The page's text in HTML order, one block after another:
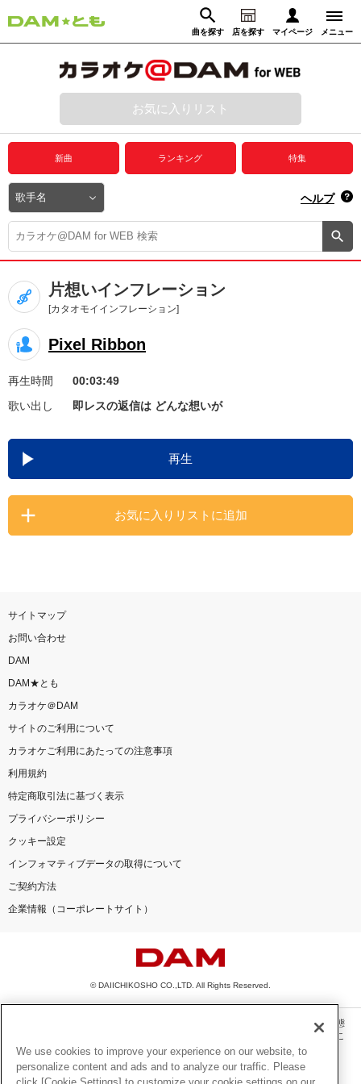
曲を探す 店を探す マイページ メニュー
動画からさがす 録音からさがす
ログイン
プレミアムサービス
DAM★とも動画
DAM★とも録音
カラオケ＠DAM
ユーザー検索
キャンペーン
お知らせ よくあるご質問
DAMの新曲・ランキングなど
カラオケ最新情報をチェック！
お気に入りリスト
新曲 ランキング 特集
ヘルプ
片想いインフレーション
[カタオモイインフレーション]
Pixel Ribbon
再生時間
00:03:49
歌い出し
即レスの返信は どんな想いが
再生
お気に入りリストに追加
サイトマップ
お問い合わせ
DAM
DAM★とも
カラオケ＠DAM
サイトのご利用について
カラオケご利用にあたっての注意事項
利用規約
特定商取引法に基づく表示
プライバシーポリシー
クッキー設定
インフォマティブデータの取得について
ご契約方法
企業情報（コーポレートサイト）
© DAIICHIKOSHO CO.,LTD. All Rights Reserved.
このサイトに掲載されている一切の文章・画像・写真・動画・音声等を、手段や形態
を問わず、著作権法の定める範囲を超えて無断で複製、転載、ファイル化などするこ
とを禁じます。
楽曲及びコンテンツは、機種によりご利用いただけない場合があります。
We use cookies to improve your experience on our website, to
personalize content and ads and to analyze our traffic. Please